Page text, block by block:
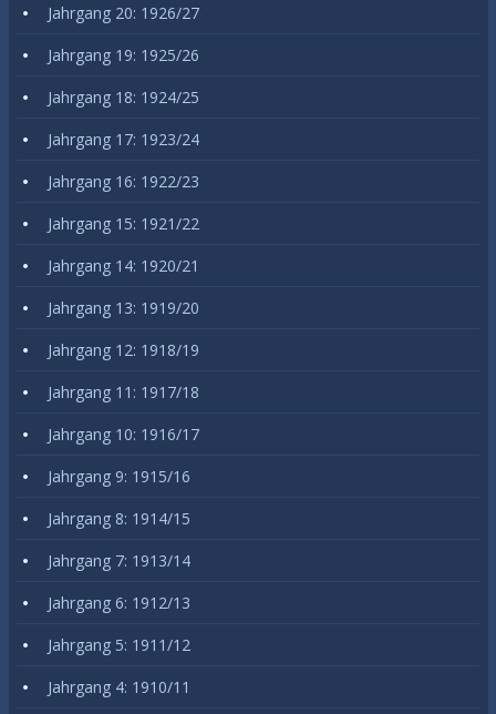
Jahrgang 20: 1926/27
Jahrgang 19: 1925/26
Jahrgang 18: 1924/25
Jahrgang 17: 1923/24
Jahrgang 16: 1922/23
Jahrgang 15: 1921/22
Jahrgang 14: 1920/21
Jahrgang 13: 1919/20
Jahrgang 12: 1918/19
Jahrgang 11: 1917/18
Jahrgang 10: 1916/17
Jahrgang 9: 1915/16
Jahrgang 8: 1914/15
Jahrgang 7: 1913/14
Jahrgang 6: 1912/13
Jahrgang 5: 1911/12
Jahrgang 4: 1910/11